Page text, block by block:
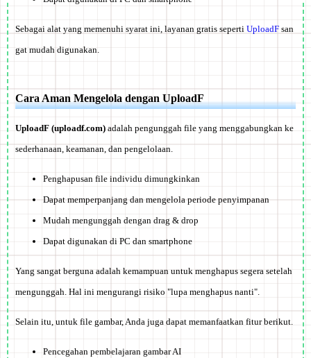
Sebagai alat yang memenuhi syarat ini, layanan gratis seperti UploadF san
gat mudah digunakan.
Cara Aman Mengelola dengan UploadF
UploadF (uploadf.com) adalah pengunggah file yang menggabungkan ke
sederhanaan, keamanan, dan pengelolaan.
Penghapusan file individu dimungkinkan
Dapat memperpanjang dan mengelola periode penyimpanan
Mudah mengunggah dengan drag & drop
Dapat digunakan di PC dan smartphone
Yang sangat berguna adalah kemampuan untuk menghapus segera setelah
mengunggah. Hal ini mengurangi risiko "lupa menghapus nanti".
Selain itu, untuk file gambar, Anda juga dapat memanfaatkan fitur berikut.
Pencegahan pembelajaran gambar AI